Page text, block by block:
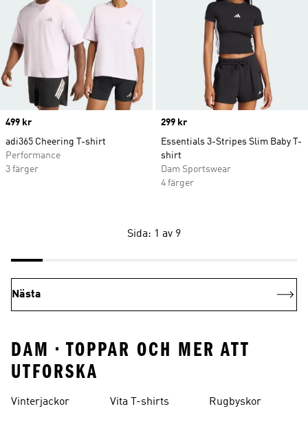
Price
499 kr
adi365 Cheering T-shirt
Performance
3 färger
Price
299 kr
Essentials 3-Stripes Slim Baby T-
shirt
Dam Sportswear
4 färger
Sida: 1 av 9
Nästa
DAM • TOPPAR OCH MER ATT
UTFORSKA
Vinterjackor Vita T-shirts Rugbyskor